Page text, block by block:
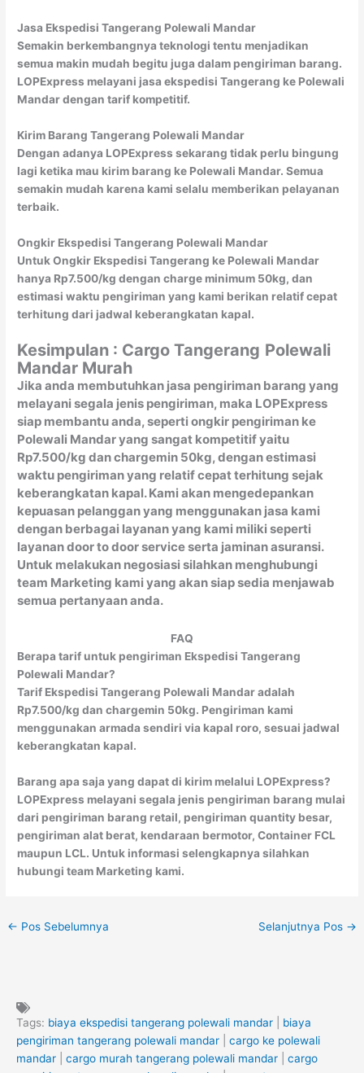
Jasa Ekspedisi Tangerang Polewali Mandar
Semakin berkembangnya teknologi tentu menjadikan
semua makin mudah begitu juga dalam pengiriman barang.
LOPExpress melayani jasa ekspedisi Tangerang ke Polewali
Mandar dengan tarif kompetitif.
Kirim Barang Tangerang Polewali Mandar
Dengan adanya LOPExpress sekarang tidak perlu bingung
lagi ketika mau kirim barang ke Polewali Mandar. Semua
semakin mudah karena kami selalu memberikan pelayanan
terbaik.
Ongkir Ekspedisi Tangerang Polewali Mandar
Untuk Ongkir Ekspedisi Tangerang ke Polewali Mandar
hanya Rp7.500/kg dengan charge minimum 50kg, dan
estimasi waktu pengiriman yang kami berikan relatif cepat
terhitung dari jadwal keberangkatan kapal.
Kesimpulan : Cargo Tangerang Polewali
Mandar Murah
Jika anda membutuhkan jasa pengiriman barang yang
melayani segala jenis pengiriman, maka LOPExpress
siap membantu anda, seperti ongkir pengiriman ke
Polewali Mandar yang sangat kompetitif yaitu
Rp7.500/kg dan chargemin 50kg, dengan estimasi
waktu pengiriman yang relatif cepat terhitung sejak
keberangkatan kapal. Kami akan mengedepankan
kepuasan pelanggan yang menggunakan jasa kami
dengan berbagai layanan yang kami miliki seperti
layanan door to door service serta jaminan asuransi.
Untuk melakukan negosiasi silahkan menghubungi
team Marketing kami yang akan siap sedia menjawab
semua pertanyaan anda.
FAQ
Berapa tarif untuk pengiriman Ekspedisi Tangerang
Polewali Mandar?
Tarif Ekspedisi Tangerang Polewali Mandar adalah
Rp7.500/kg dan chargemin 50kg. Pengiriman kami
menggunakan armada sendiri via kapal roro, sesuai jadwal
keberangkatan kapal.
Barang apa saja yang dapat di kirim melalui LOPExpress?
LOPExpress melayani segala jenis pengiriman barang mulai
dari pengiriman barang retail, pengiriman quantity besar,
pengiriman alat berat, kendaraan bermotor, Container FCL
maupun LCL. Untuk informasi selengkapnya silahkan
hubungi team Marketing kami.
← Pos Sebelumnya Selanjutnya Pos →
Tags: biaya ekspedisi tangerang polewali mandar
biaya
pengiriman tangerang polewali mandar
cargo ke polewali
mandar
cargo murah tangerang polewali mandar
cargo